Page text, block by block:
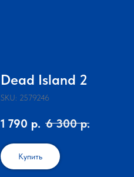
Dead Island 2
SKU: 2579246
1 790 р. 6 300 р.
Купить